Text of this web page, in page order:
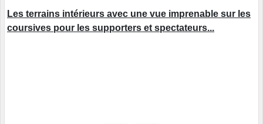
Les terrains intérieurs avec une vue imprenable sur les
coursives pour les supporters et spectateurs...